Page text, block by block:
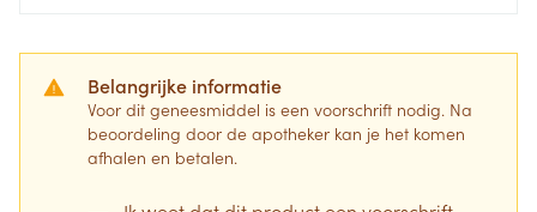
Belangrijke informatie
Voor dit geneesmiddel is een voorschrift nodig. Na
beoordeling door de apotheker kan je het komen
afhalen en betalen.